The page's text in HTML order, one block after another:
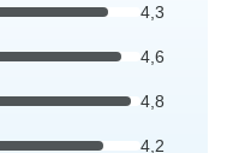
4,3
4,6
4,8
4,2